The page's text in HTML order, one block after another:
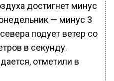
достигнет минус
— минус 3
подует ветер со
в секунду.
отметили в